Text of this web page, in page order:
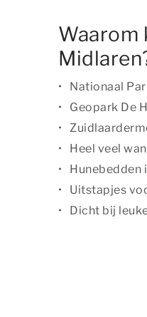
Waarom
Nationaal
Geopark De
Heel veel
Hunebedden
Uitstapjes
Dicht bij